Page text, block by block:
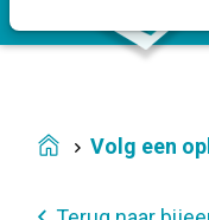
Home
Volg een